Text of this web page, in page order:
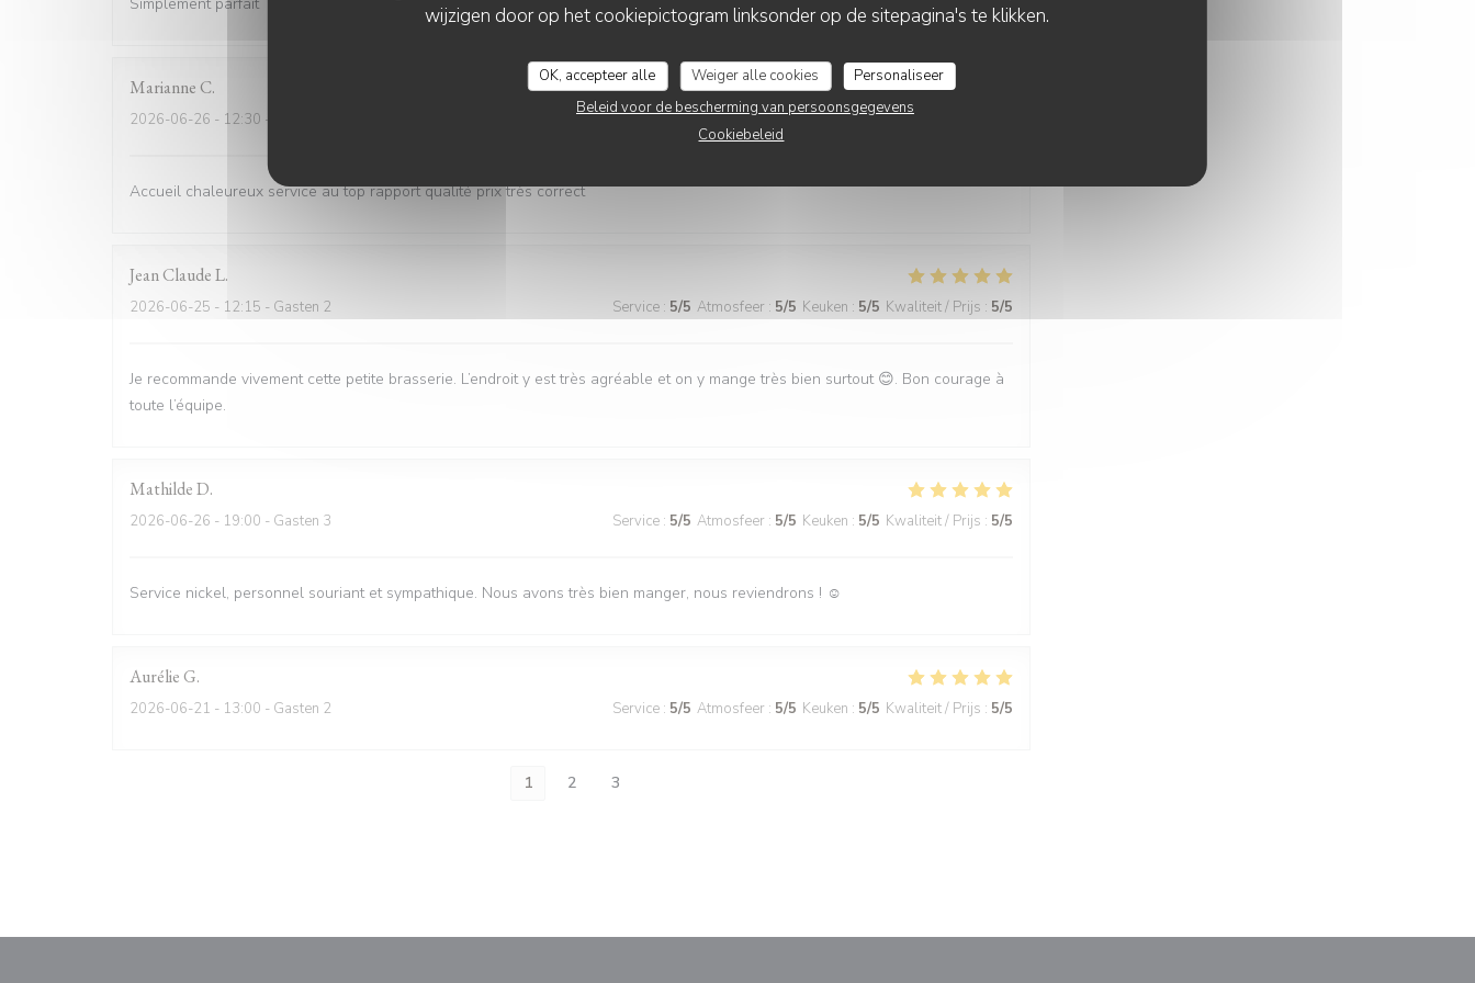
wijzigen door op het cookiepictogram linksonder op de sitepagina's te klikken.
OK, accepteer alle Weiger alle cookies
Personaliseer
Beleid voor de bescherming van persoonsgegevens
Cookiebeleid
Marianne C
2026-06-26 - 12:30 - Gasten 6 Service:5/5 Atmosfeer:5/5 Keuken: 5/5 Kwaliteit / Prijs
Accueil chaleureux service au top rapport qualité prix très correct
Jean ClaudeL
2026-06-25 - 12:15 - Gasten 2 Service : 5/5 Atmosfeer : 5/5 Keuken : 5/5 Kwaliteit / Prijs : 5/5
Je recommande vivement cette petite brasserie. L’endroit y est très agréable et on y mange très bien surtout 😊. Bon courage à
toute l’équipe.
MathildeD
2026-06-26 - 19:00 - Gasten 3 Service : 5/5 Atmosfeer : 5/5 Keuken : 5/5 Kwaliteit / Prijs : 5/5
Service nickel, personnel souriant et sympathique. Nous avons très bien manger, nous reviendrons ! ☺️
AurélieG
2026-06-21 - 13:00 - Gasten 2 Service : 5/5 Atmosfeer : 5/5 Keuken : 5/5 Kwaliteit / Prijs : 5/5
1 2 3